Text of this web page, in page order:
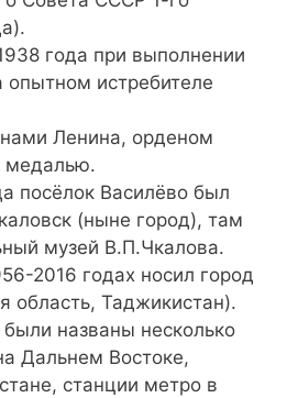
года при выполнении
опытном истребителе
Ленина, орденом
медалью.
посёлок Василёво был
(ныне город), там
музей В.П.Чкалова.
2016 годах носил город
область, Таджикистан).
названы несколько
Дальнем Востоке,
станции метро в